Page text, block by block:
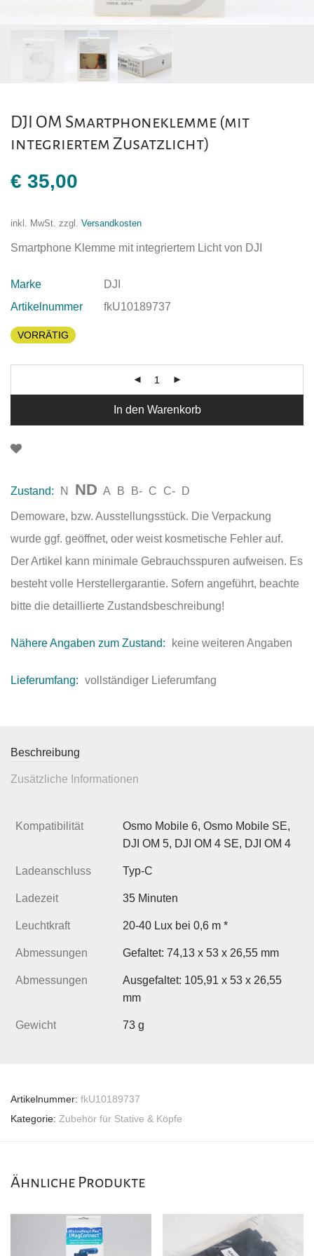
DJI OM Smartphoneklemme (mit
integriertem Zusatzlicht)
€ 35,00
inkl. MwSt. zzgl. Versandkosten
Smartphone Klemme mit integriertem Licht von DJI
Marke
DJI
Artikelnummer
fkU10189737
VORRÄTIG
In den Warenkorb
Zustand: N ND A B B- C C- D
Demoware, bzw. Ausstellungsstück. Die Verpackung
wurde ggf. geöffnet, oder weist kosmetische Fehler auf.
Der Artikel kann minimale Gebrauchsspuren aufweisen. Es
besteht volle Herstellergarantie. Sofern angeführt, beachte
bitte die detaillierte Zustandsbeschreibung!
Nähere Angaben zum Zustand: keine weiteren Angaben
Lieferumfang: vollständiger Lieferumfang
Beschreibung
Zusätzliche Informationen
Kompatibilität
Osmo Mobile 6, Osmo Mobile SE,
DJI OM 5, DJI OM 4 SE, DJI OM 4
Ladeanschluss Typ-C
Ladezeit 35 Minuten
Leuchtkraft 20-40 Lux bei 0,6 m *
Abmessungen Gefaltet: 74,13 x 53 x 26,55 mm
Abmessungen
Ausgefaltet: 105,91 x 53 x 26,55
mm
Gewicht 73 g
Artikelnummer: fkU10189737
Kategorie: Zubehör für Stative & Köpfe
Ähnliche Produkte